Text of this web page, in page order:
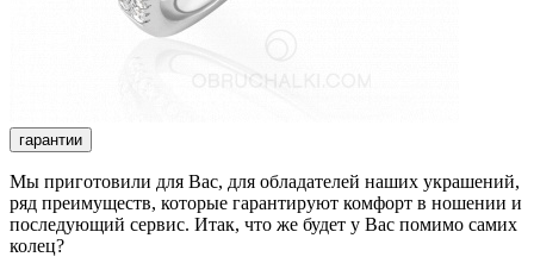
гарантии
Мы приготовили для Вас, для обладателей наших украшений,
ряд преимуществ, которые гарантируют комфорт в ношении и
последующий сервис. Итак, что же будет у Вас помимо самих
колец?